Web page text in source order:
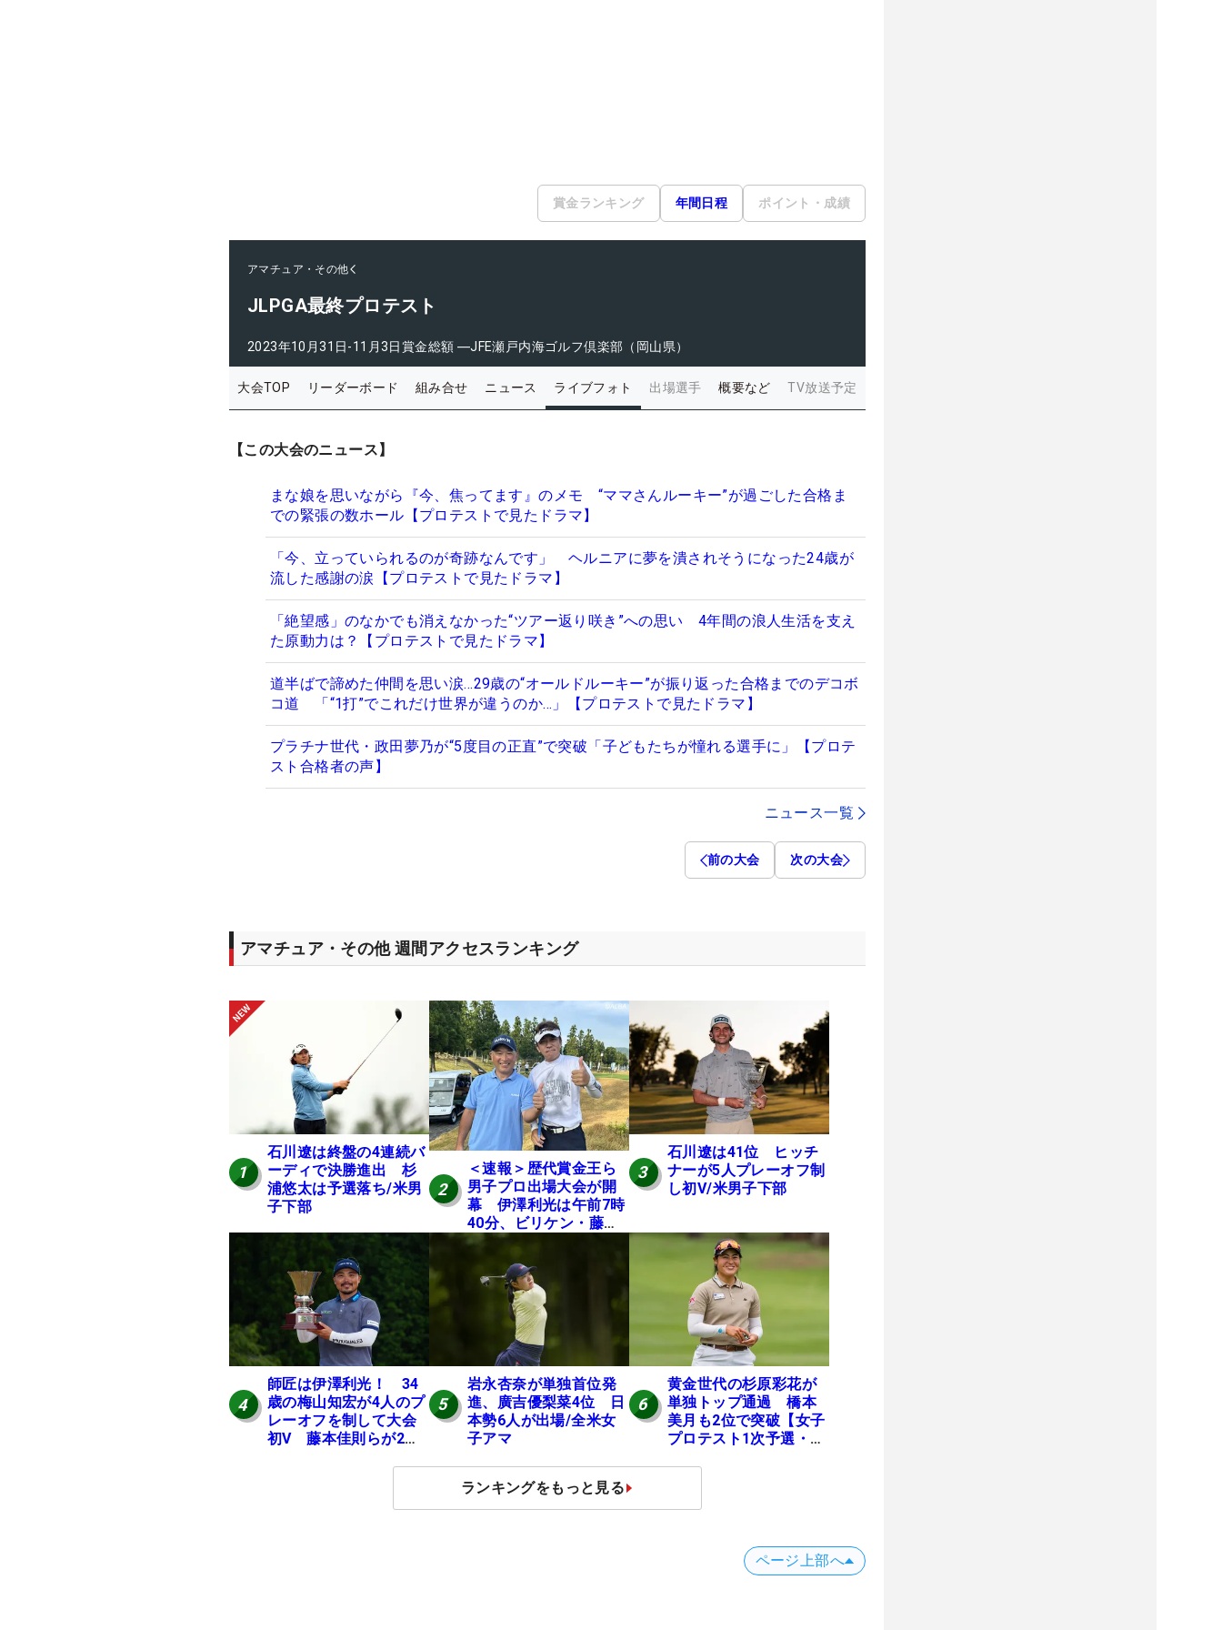
賞金ランキング 年間日程 ポイント・成績
アマチュア・その他
JLPGA最終プロテスト
2023年10月31日-11月3日賞金総額 ―JFE瀬戸内海ゴルフ倶楽部（岡山県）
大会TOP リーダーボード 組み合せ ニュース ライブフォト 出場選手 概要など TV放送予定
【この大会のニュース】
まな娘を思いながら『今、焦ってます』のメモ “ママさんルーキー”が過ごした合格ま
での緊張の数ホール【プロテストで見たドラマ】
「今、立っていられるのが奇跡なんです」 ヘルニアに夢を潰されそうになった24歳が
流した感謝の涙【プロテストで見たドラマ】
「絶望感」のなかでも消えなかった“ツアー返り咲き”への思い 4年間の浪人生活を支え
た原動力は？【プロテストで見たドラマ】
道半ばで諦めた仲間を思い涙…29歳の“オールドルーキー”が振り返った合格までのデコボ
コ道 「“1打”でこれだけ世界が違うのか…」【プロテストで見たドラマ】
プラチナ世代・政田夢乃が“5度目の正直”で突破「子どもたちが憧れる選手に」【プロテ
スト合格者の声】
ニュース一覧
前の大会 次の大会
アマチュア・その他 週間アクセスランキング
1
石川遼は終盤の4連続バ
ーディで決勝進出 杉
浦悠太は予選落ち/米男
子下部
2
＜速報＞歴代賞金王ら
男子プロ出場大会が開
幕 伊澤利光は午前7時
40分、ビリケン・藤本
佳則は午前9時30分にテ
ィオフ【MAIN STAGE
JOYX OPEN】
3
石川遼は41位 ヒッチ
ナーが5人プレーオフ制
し初V/米男子下部
4
師匠は伊澤利光！ 34
歳の梅山知宏が4人のプ
レーオフを制して大会
初V 藤本佳則らが2位
5
岩永杏奈が単独首位発
進、廣吉優梨菜4位 日
本勢6人が出場/全米女
子アマ
6
黄金世代の杉原彩花が
単独トップ通過 橋本
美月も2位で突破【女子
プロテスト1次予選・E
ランキングをもっと見る
ページ上部へ